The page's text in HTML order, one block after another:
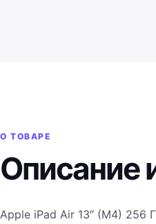
О ТОВАРЕ
Описание
Apple iPad Air 13″ (M4) 256